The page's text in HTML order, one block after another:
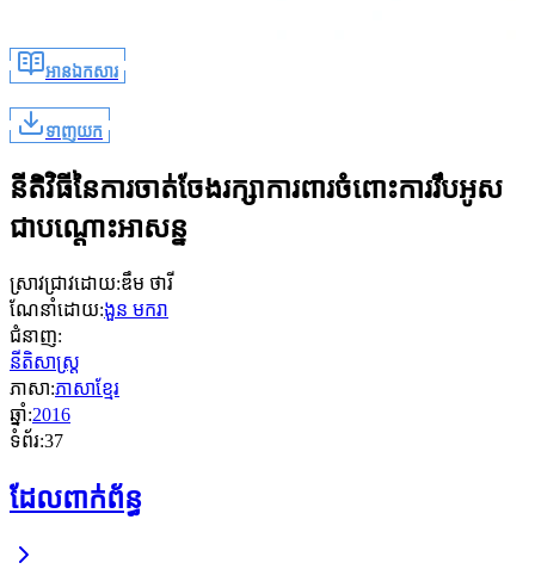
អានឯកសារ
ទាញយក
នីតិវិធីនៃការចាត់ចែងរក្សាការពារចំពោះការរឹបអូស
ជាបណ្តោះអាសន្ន
ស្រាវជ្រាវដោយ:ឌឹម ថារី
ណែនាំដោយ:ងួន មករា
ជំនាញ:
នីតិសាស្ត្រ
ភាសា:ភាសាខ្មែរ
ឆ្នាំ:2016
ទំព័រ:37
ដែលពាក់ព័ន្ធ